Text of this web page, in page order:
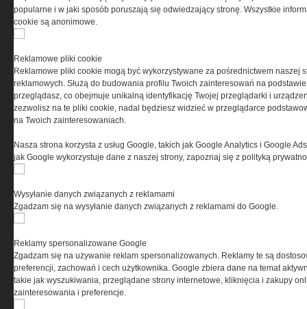
Ta witryna wykorzystuje pliki cookies do przechowywania
informacji na Twoim komputerze. Pliki cookies stosujemy
w celu świadczenia usług na najwyższym poziomie,
w tym w sposób dostosowany do indywidualnych potrzeb.
cookies oznacza, że będą one zamieszczane w Twoim
urządzeniu końcowym. W każdym momencie możesz
dokonać zmiany ustawień przeglądarki dotyczących
serwisu prosimy o zapoznanie się z naszą
prywatności
oraz informacją o cookies
popularne i w jaki sposób poruszają się odwiedzający stronę. Wszystkie
cookie są anonimowe.
Reklamowe pliki cookie
Reklamowe pliki cookie mogą być wykorzystywane za pośrednictwem naszej
reklamowych. Służą do budowania profilu Twoich zainteresowań na
przeglądasz, co obejmuje unikalną identyfikację Twojej przeglądarki i
zezwolisz na te pliki cookie, nadal będziesz widzieć w przeglądarce
na Twoich zainteresowaniach.
Nasza strona korzysta z usług Google, takich jak Google Analytics i Google
jak Google wykorzystuje dane z naszej strony, zapoznaj się z polityką
Wysyłanie danych związanych z reklamami
Zgadzam się na wysyłanie danych związanych z reklamami do Google.
Reklamy spersonalizowane Google
Zgadzam się na używanie reklam spersonalizowanych. Reklamy te są
preferencji, zachowań i cech użytkownika. Google zbiera dane na temat
takie jak wyszukiwania, przeglądane strony internetowe, kliknięcia i zakupy
zainteresowania i preferencje.